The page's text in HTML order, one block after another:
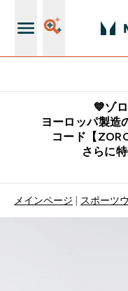
💙ゾ
ヨーロッパ製造
コード【
さらに
メインページ スポーツ